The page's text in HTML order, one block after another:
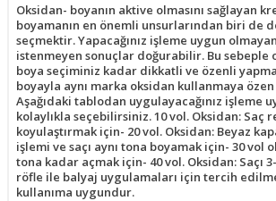
Oksidan- boyanın aktive olmasını sağlayan
boyamanın en önemli unsurlarından biri de
seçmektir. Yapacağınız işleme uygun
istenmeyen sonuçlar doğurabilir. Bu sebeple
boya seçiminiz kadar dikkatli ve özenli
boyayla aynı marka oksidan kullanmaya
Aşağıdaki tablodan uygulayacağınız işleme
kolaylıkla seçebilirsiniz. 10 vol. Oksidan: Saç
koyulaştırmak için- 20 vol. Oksidan: Beyaz
işlemi ve saçı aynı tona boyamak için- 30 vol
tona kadar açmak için- 40 vol. Oksidan: Saçı
röfle ile balyaj uygulamaları için tercih
kullanıma uygundur.